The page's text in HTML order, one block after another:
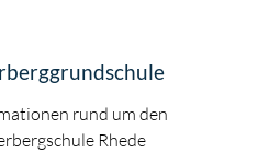
rund um den
Rhede